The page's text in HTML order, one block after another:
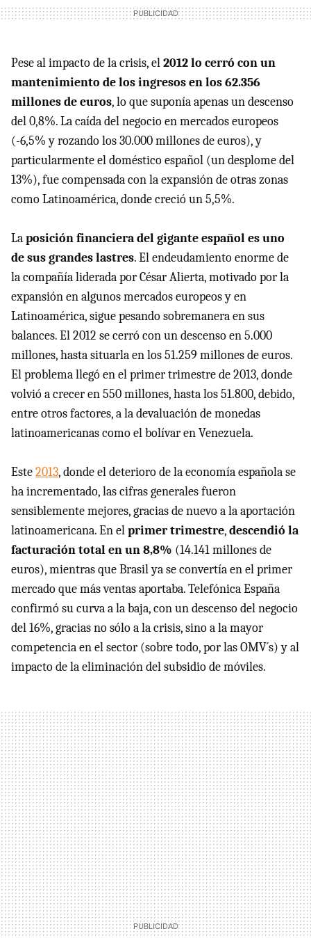
Pese al impacto de la crisis, el2012 lo cerró con un
mantenimiento de los ingresos en los 62.356
millones de euros, lo que suponía apenas un descenso
del 0,8%. La caída del negocio en mercados europeos
(-6,5% y rozando los 30.000 millones de euros), y
particularmente el doméstico español (un desplome del
13%), fue compensada con la expansión de otras zonas
como Latinoamérica, donde creció un 5,5%.
Laposición financiera del gigante español es uno
de sus grandes lastres. El endeudamiento enorme de
la compañía liderada por César Alierta, motivado por la
expansión en algunos mercados europeos y en
Latinoamérica, sigue pesando sobremanera en sus
balances. El 2012 se cerró con un descenso en 5.000
millones, hasta situarla en los 51.259 millones de euros.
El problema llegó en el primer trimestre de 2013, donde
volvió a crecer en 550 millones, hasta los 51.800, debido,
entre otros factores, a la devaluación de monedas
latinoamericanas como el bolívar en Venezuela.
Este2013, donde el deterioro de la economía española se
ha incrementado, las cifras generales fueron
sensiblemente mejores, gracias de nuevo a la aportación
latinoamericana. En elprimer trimestre,descendió la
facturación total en un 8,8% (14.141 millones de
euros), mientras que Brasil ya se convertía en el primer
mercado que más ventas aportaba. Telefónica España
confirmó su curva a la baja, con un descenso del negocio
del 16%, gracias no sólo a la crisis, sino a la mayor
competencia en el sector (sobre todo, por las OMV´s) y al
impacto de la eliminación del subsidio de móviles.